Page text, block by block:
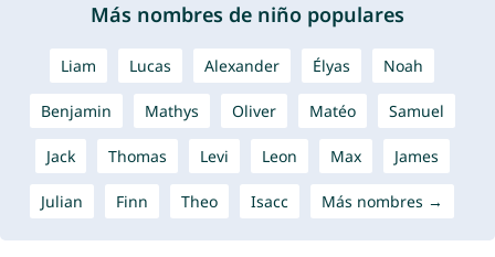
Más nombres de niño populares
Liam Lucas Alexander Élyas Noah
Benjamin Mathys Oliver Matéo Samuel
Jack Thomas Levi Leon Max James
Julian Finn Theo Isacc Más nombres →